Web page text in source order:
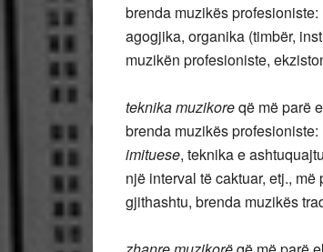
brenda muzikës
agogjika, organika (timbër,
muzikën profesioniste,
teknika muzikoreqë më parë
brenda muzikës
imituese, teknika e
një interval të caktuar, etj.,
gjithashtu, brenda muzikës